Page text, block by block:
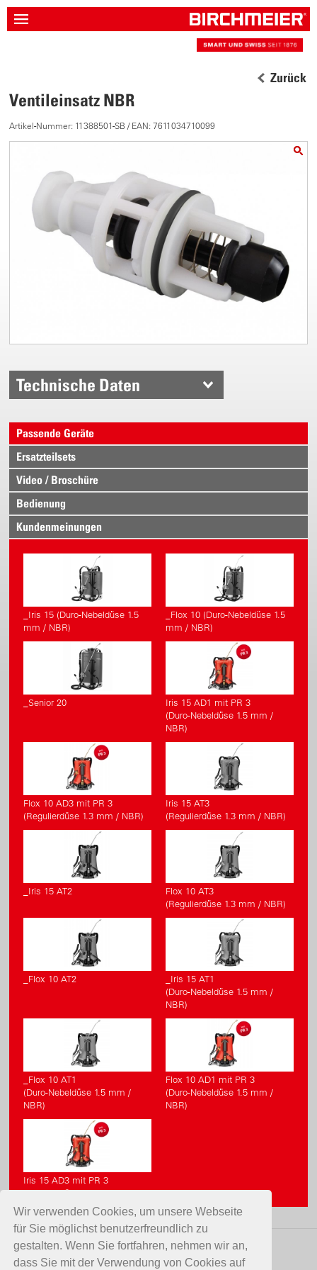
Wir verwenden Cookies, um unsere Webseite
für Sie möglichst benutzerfreundlich zu
gestalten. Wenn Sie fortfahren, nehmen wir an,
dass Sie mit der Verwendung von Cookies auf
Zurück
Ventileinsatz NBR
Artikel-Nummer: 11388501-SB / EAN: 7611034710099
Technische Daten
Passende Geräte
Ersatzteilsets
Video / Broschüre
Bedienung
Kundenmeinungen
_Iris 15 (Duro-Nebeldüse 1.5
mm / NBR)
_Flox 10 (Duro-Nebeldüse 1.5
mm / NBR)
_Senior 20
Iris 15 AD1 mit PR 3
(Duro-Nebeldüse 1.5 mm /
NBR)
Flox 10 AD3 mit PR 3
(Regulierdüse 1.3 mm / NBR)
Iris 15 AT3
(Regulierdüse 1.3 mm / NBR)
_Iris 15 AT2
Flox 10 AT3
(Regulierdüse 1.3 mm / NBR)
_Flox 10 AT2
_Iris 15 AT1
(Duro-Nebeldüse 1.5 mm /
NBR)
_Flox 10 AT1
(Duro-Nebeldüse 1.5 mm /
NBR)
Flox 10 AD1 mit PR 3
(Duro-Nebeldüse 1.5 mm /
NBR)
Iris 15 AD3 mit PR 3
(Regulierdüse 1.3 mm / NBR)
KONTAKT